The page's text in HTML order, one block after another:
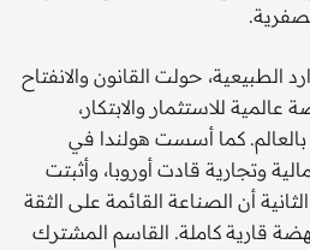
الطبيعية، حولت القانون والانفتاح
للاستثمار والابتكار،
كما أسست هولندا في
وتجارية قادت أوروبا، وأثبتت
أن الصناعة القائمة على الثقة
قارية كاملة. القاسم المشترك